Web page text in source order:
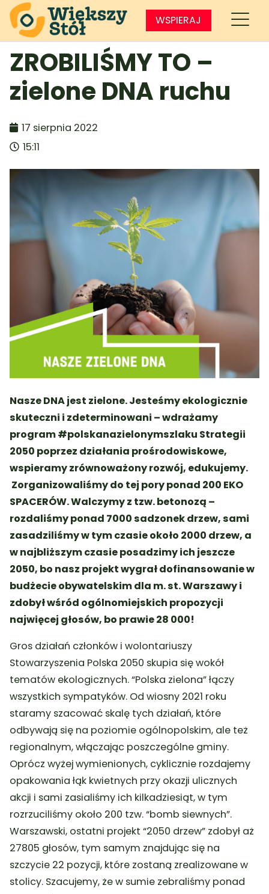
WSPIERAJ
ZROBILIŚMY TO –
zielone DNA ruchu
17 sierpnia 2022
15:11
Nasze DNA jest zielone. Jesteśmy ekologicznie
skuteczni i zdeterminowani – wdrażamy
program #polskanazielonymszlaku Strategii
2050 poprzez działania prośrodowiskowe,
wspieramy zrównoważony rozwój, edukujemy.
Zorganizowaliśmydo tej poryponad 200 EKO
SPACERÓW. Walczymy z tzw. betonozą –
rozdaliśmy ponad 7000 sadzonek drzew, sami
zasadziliśmy w tym czasie około 2000 drzew, a
w najbliższym czasie posadzimy ich jeszcze
2050, bo nasz projekt wygrał dofinansowanie w
budżecie obywatelskim dla m. st. Warszawy i
zdobył wśród ogólnomiejskich propozycji
najwięcej głosów, bo prawie 28 000!
Gros działań członków i wolontariuszy
Stowarzyszenia Polska 2050 skupia się wokół
tematów ekologicznych. “Polska zielona” łączy
wszystkich sympatyków. Od wiosny 2021 roku
staramy szacować skalę tych działań, które
odbywają się na poziomie ogólnopolskim, ale też
regionalnym, włączając poszczególne gminy.
Oprócz wyżej wymienionych, cyklicznie rozdajemy
opakowania łąk kwietnych przy okazji ulicznych
akcji i sami zasialiśmy ich kilkadziesiąt, w tym
rozrzuciliśmy około 200 tzw. “bomb siewnych”.
Warszawski, ostatni projekt “2050 drzew” zdobył aż
27805 głosów, tym samym znajdując się na
szczycie 22 pozycji, które zostaną zrealizowane w
stolicy. Szacujemy, że w sumie zebraliśmy ponad